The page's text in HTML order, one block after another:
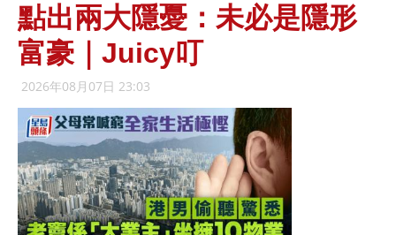
點出兩大隱憂：未必是隱形
富豪｜Juicy叮
2026年08月07日 23:03